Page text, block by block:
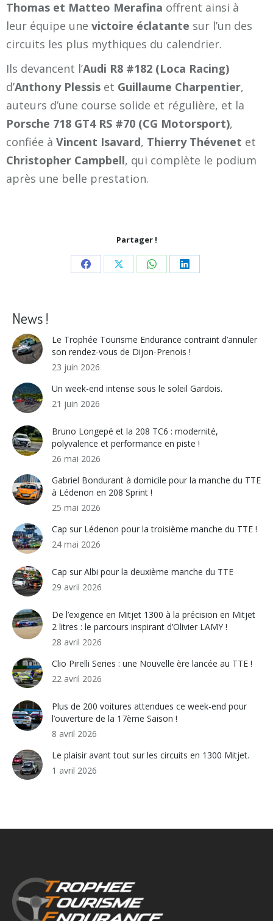
Thomas et Matteo Merafina offrent ainsi à
leur équipe une victoire éclatante sur l’un des
circuits les plus mythiques du calendrier.
Ils devancent l’Audi R8 #182 (Loca Racing)
d’Anthony Plessis et Guillaume Charpentier,
auteurs d’une course solide et régulière, et la
Porsche 718 GT4 RS #70 (CG Motorsport),
confiée à Vincent Isavard, Thierry Thévenet et
Christopher Campbell, qui complète le podium
après une belle prestation.
Partager !
Share Share Share Share
News !
Le Trophée Tourisme Endurance contraint d’annuler
son rendez-vous de Dijon-Prenois !
23 juin 2026
Un week-end intense sous le soleil Gardois.
21 juin 2026
Bruno Longepé et la 208 TC6 : modernité,
polyvalence et performance en piste !
26 mai 2026
Gabriel Bondurant à domicile pour la manche du TTE
à Lédenon en 208 Sprint !
25 mai 2026
Cap sur Lédenon pour la troisième manche du TTE !
24 mai 2026
Cap sur Albi pour la deuxième manche du TTE
29 avril 2026
De l’exigence en Mitjet 1300 à la précision en Mitjet
2 litres : le parcours inspirant d’Olivier LAMY !
28 avril 2026
Clio Pirelli Series : une Nouvelle ère lancée au TTE !
22 avril 2026
Plus de 200 voitures attendues ce week-end pour
l’ouverture de la 17ème Saison !
8 avril 2026
Le plaisir avant tout sur les circuits en 1300 Mitjet.
1 avril 2026